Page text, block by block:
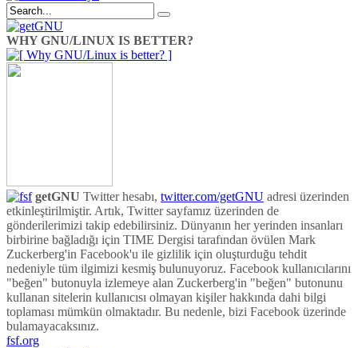
WHY GNU/LINUX IS BETTER?
getGNU Twitter hesabı, twitter.com/getGNU adresi üzerinden
etkinleştirilmiştir. Artık, Twitter sayfamız üzerinden de
gönderilerimizi takip edebilirsiniz. Dünyanın her yerinden insanları
birbirine bağladığı için TIME Dergisi tarafından övülen Mark
Zuckerberg'in Facebook'u ile gizlilik için oluşturduğu tehdit
nedeniyle tüm ilgimizi kesmiş bulunuyoruz. Facebook kullanıcılarını
"beğen" butonuyla izlemeye alan Zuckerberg'in "beğen" butonunu
kullanan sitelerin kullanıcısı olmayan kişiler hakkında dahi bilgi
toplaması mümkün olmaktadır. Bu nedenle, bizi Facebook üzerinde
bulamayacaksınız.
fsf.org